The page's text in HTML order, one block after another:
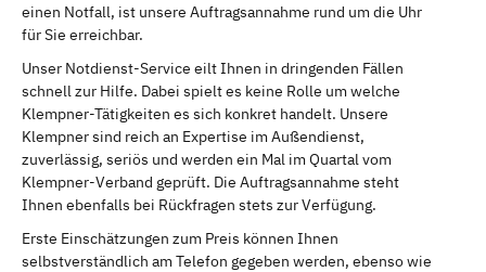
einen Notfall, ist unsere Auftragsannahme rund um die Uhr
für Sie erreichbar.
Unser Notdienst-Service eilt Ihnen in dringenden Fällen
schnell zur Hilfe. Dabei spielt es keine Rolle um welche
Klempner-Tätigkeiten es sich konkret handelt. Unsere
Klempner sind reich an Expertise im Außendienst,
zuverlässig, seriös und werden ein Mal im Quartal vom
Klempner-Verband geprüft. Die Auftragsannahme steht
Ihnen ebenfalls bei Rückfragen stets zur Verfügung.
Erste Einschätzungen zum Preis können Ihnen
selbstverständlich am Telefon gegeben werden, ebenso wie